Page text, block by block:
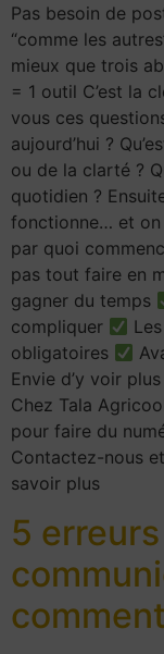
Pas besoin de
“comme les
mieux que trois
= 1 outil C’est la
vous ces
aujourd’hui ?
ou de la clarté ?
quotidien ?
fonctionne… et on
par quoi
pas tout faire en
gagner du temps
compliquer
obligatoires
Envie d’y voir
Chez Tala
pour faire du
Contactez-nous
savoir plus
5